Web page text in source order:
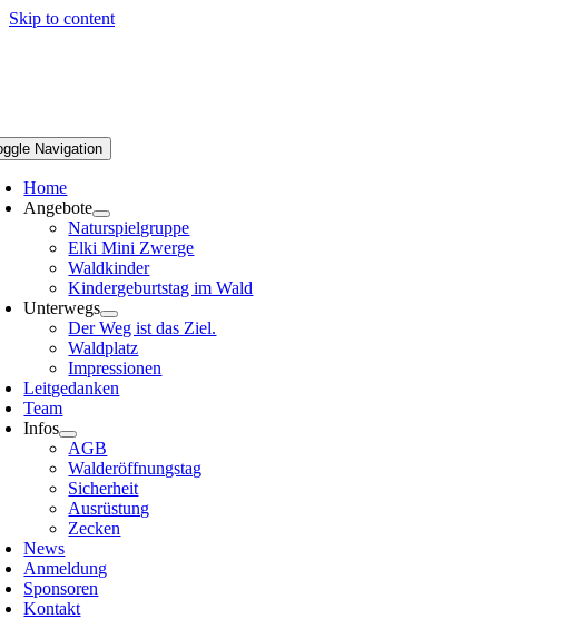
Skip to content
Navigation
Home
Angebote
Naturspielgruppe
Elki Mini Zwerge
Waldkinder
Kindergeburtstag im Wald
Unterwegs
Der Weg ist das Ziel.
Waldplatz
Impressionen
Leitgedanken
Team
Infos
AGB
Walderöffnungstag
Sicherheit
Ausrüstung
Zecken
News
Anmeldung
Sponsoren
Kontakt